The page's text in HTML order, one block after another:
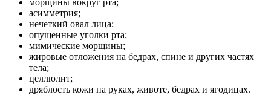
асимметрия;
нечеткий овал лица;
опущенные уголки рта;
мимические морщины;
жировые отложения на бедрах, спине и других частях
тела;
целлюлит;
дряблость кожи на руках, животе, бедрах и ягодицах.